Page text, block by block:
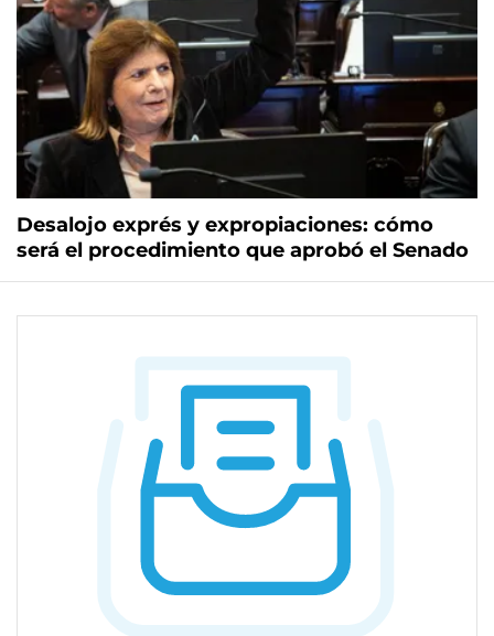
Desalojo exprés y expropiaciones: cómo
será el procedimiento que aprobó el Senado